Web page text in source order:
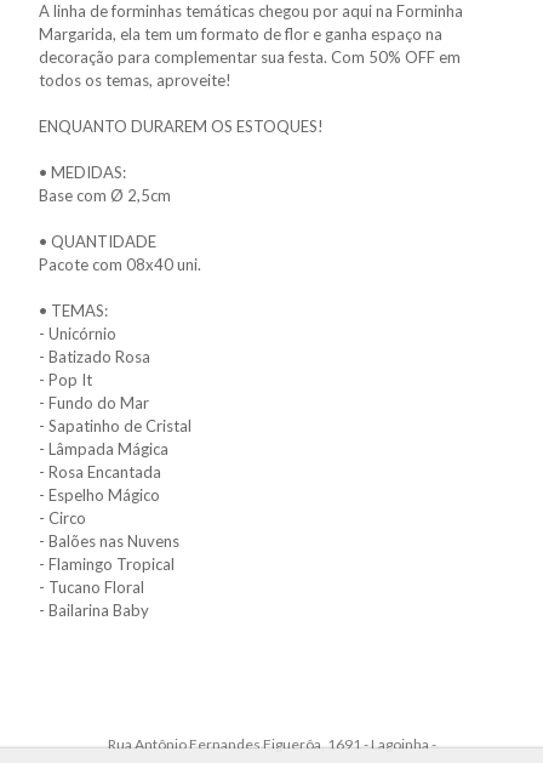
A linha de forminhas temáticas chegou por aqui na Forminha
Margarida, ela tem um formato de flor e ganha espaço na
decoração para complementar sua festa. Com 50% OFF em
todos os temas, aproveite!
ENQUANTO DURAREM OS ESTOQUES!
• MEDIDAS:
Base com Ø 2,5cm
• QUANTIDADE
Pacote com 08x40 uni.
• TEMAS:
- Unicórnio
- Batizado Rosa
- Pop It
- Fundo do Mar
- Sapatinho de Cristal
- Lâmpada Mágica
- Rosa Encantada
- Espelho Mágico
- Circo
- Balões nas Nuvens
- Flamingo Tropical
- Tucano Floral
- Bailarina Baby
Rua Antônio Fernandes Figuerôa, 1691 - Lagoinha -